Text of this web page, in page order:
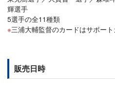
輝選手
5選手の全11種類
三浦大輔監督のカードはサポー
販売日時